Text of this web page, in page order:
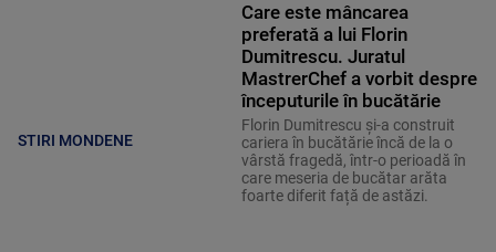
STIRI MONDENE
Care este mâncarea
preferată a lui Florin
Dumitrescu. Juratul
MastrerChef a vorbit despre
începuturile în bucătărie
Florin Dumitrescu și-a construit
cariera în bucătărie încă de la o
vârstă fragedă, într-o perioadă în
care meseria de bucătar arăta
foarte diferit față de astăzi.